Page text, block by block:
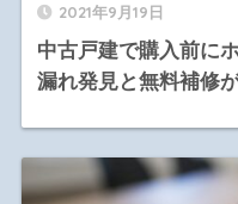
2021年9月19日
中古戸建で購入前に
漏れ発見と無料補修